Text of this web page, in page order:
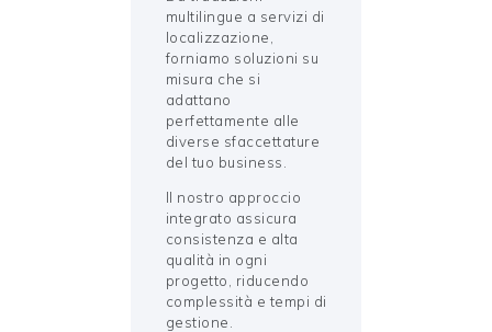
multilingue a servizi di
localizzazione,
forniamo soluzioni su
misura che si
adattano
perfettamente alle
diverse sfaccettature
del tuo business.
Il nostro approccio
integrato assicura
consistenza e alta
qualità in ogni
progetto, riducendo
complessità e tempi di
gestione.